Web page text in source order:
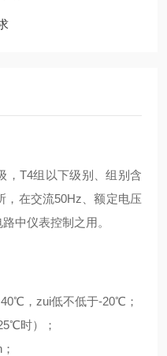
，T4组以下级别、组别含
，在交流50Hz、额定电压
中仪表控制之用。
，zui低不低于-20℃；
时）；